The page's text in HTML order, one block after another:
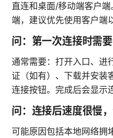
直连和桌面/移动端客户
端，建议优先使用客户端
问：第一次连接时需要
通常需要：打开入口、进
证（如有）、下载并安装
连接按钮。完成后会显示
问：连接后速度很慢，
可能原因包括本地网络拥